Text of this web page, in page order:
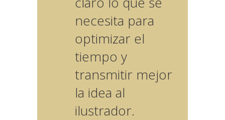
necesita para
optimizar el
tiempo y
transmitir mejor
la idea al
ilustrador.